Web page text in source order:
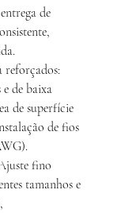
de
reforçados:
e de baixa
de superfície
de fios
fino
tamanhos e